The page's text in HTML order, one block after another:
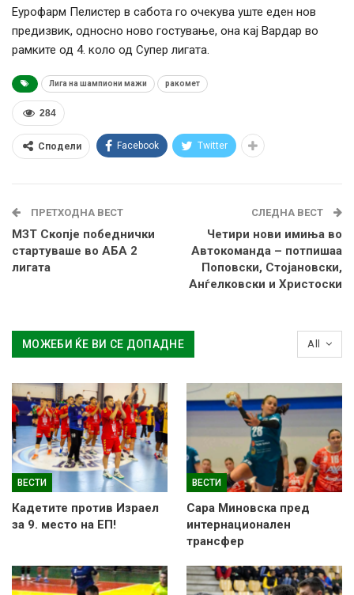
Еурофарм Пелистер в сабота го очекува уште еден нов
предизвик, односно ново гостување, она кај Вардар во
рамките од 4. коло од Супер лигата.
Лига на шампиони мажи ракомет
284
Сподели Facebook Twitter
ПРЕТХОДНА ВЕСТ
МЗТ Скопје победнички
стартуваше во АБА 2
лигата
СЛЕДНА ВЕСТ
Четири нови имиња во
Автокоманда – потпишаа
Поповски, Стојановски,
Анѓелковски и Христоски
All
МОЖЕБИ ЌЕ ВИ СЕ ДОПАДНЕ
ВЕСТИ
Кадетите против Израел
за 9. место на ЕП!
ВЕСТИ
Сара Миновска пред
интернационален
трансфер